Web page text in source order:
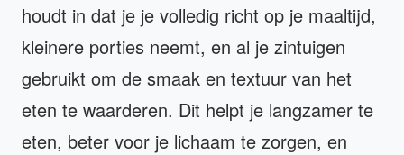
houdt in dat je je volledig richt op je maaltijd,
kleinere porties neemt, en al je zintuigen
gebruikt om de smaak en textuur van het
eten te waarderen. Dit helpt je langzamer te
eten, beter voor je lichaam te zorgen, en